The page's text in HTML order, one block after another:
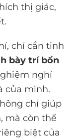
thị giác,
chỉ cần tinh
bày trí bồn
nghỉ
của mình.
chỉ giúp
mà còn thể
biệt của